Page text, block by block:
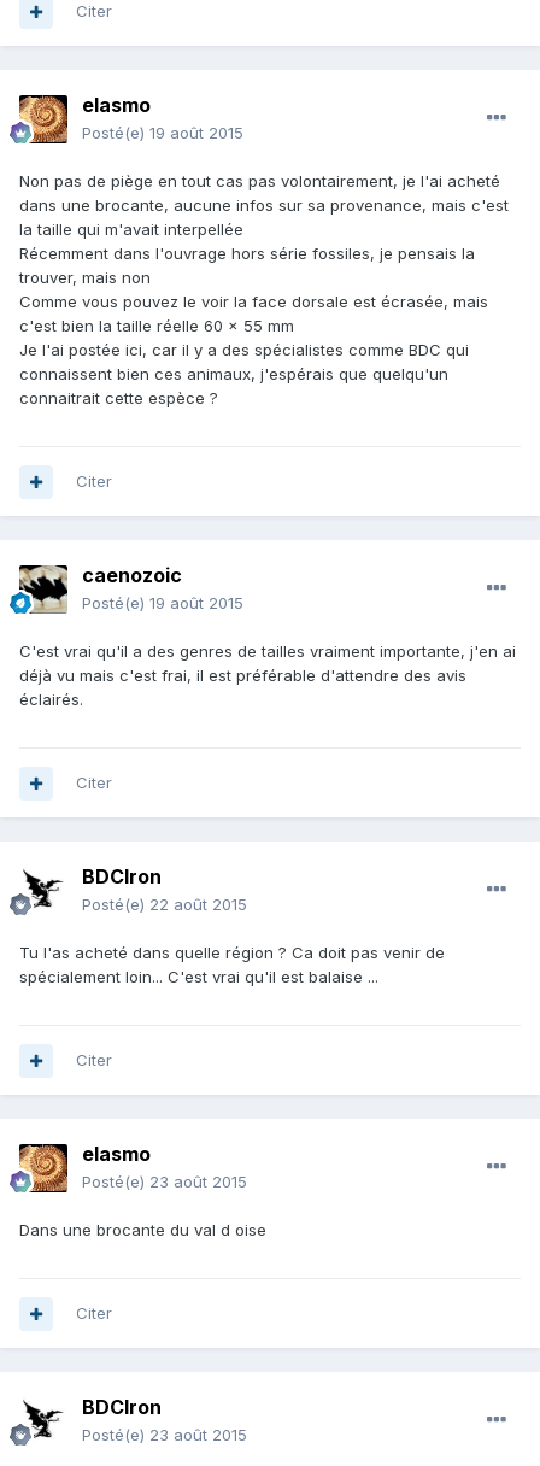
Citer
elasmo
Posté(e) 19 août 2015
Non pas de piège en tout cas pas volontairement, je l'ai acheté
dans une brocante, aucune infos sur sa provenance, mais c'est
la taille qui m'avait interpellée
Récemment dans l'ouvrage hors série fossiles, je pensais la
trouver, mais non
Comme vous pouvez le voir la face dorsale est écrasée, mais
c'est bien la taille réelle 60 x 55 mm
Je l'ai postée ici, car il y a des spécialistes comme BDC qui
connaissent bien ces animaux, j'espérais que quelqu'un
connaitrait cette espèce ?
Citer
caenozoic
Posté(e) 19 août 2015
C'est vrai qu'il a des genres de tailles vraiment importante, j'en ai
déjà vu mais c'est frai, il est préférable d'attendre des avis
éclairés.
Citer
BDCIron
Posté(e) 22 août 2015
Tu l'as acheté dans quelle région ? Ca doit pas venir de
spécialement loin... C'est vrai qu'il est balaise ...
Citer
elasmo
Posté(e) 23 août 2015
Dans une brocante du val d oise
Citer
BDCIron
Posté(e) 23 août 2015